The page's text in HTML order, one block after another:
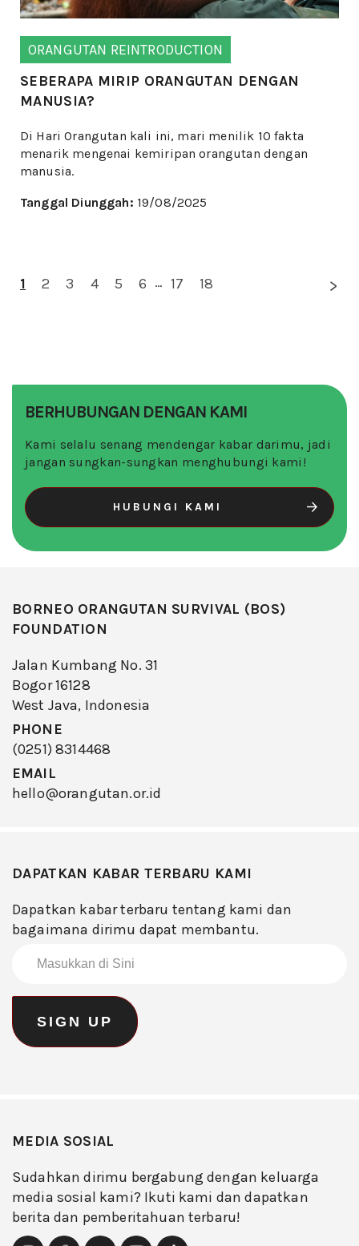
ORANGUTAN REINTRODUCTION
SEBERAPA MIRIP ORANGUTAN DENGAN
MANUSIA?
Di Hari Orangutan kali ini, mari menilik 10 fakta
menarik mengenai kemiripan orangutan dengan
manusia.
Tanggal Diunggah: 19/08/2025
1 2 3 4 5 6 ... 17 18
BERHUBUNGAN DENGAN KAMI
Kami selalu senang mendengar kabar darimu, jadi
jangan sungkan-sungkan menghubungi kami!
HUBUNGI KAMI
BORNEO ORANGUTAN SURVIVAL (BOS)
FOUNDATION
Jalan Kumbang No. 31
Bogor 16128
West Java, Indonesia
PHONE
(0251) 8314468
EMAIL
hello@orangutan.or.id
DAPATKAN KABAR TERBARU KAMI
Dapatkan kabar terbaru tentang kami dan
bagaimana dirimu dapat membantu.
MEDIA SOSIAL
Sudahkan dirimu bergabung dengan keluarga
media sosial kami? Ikuti kami dan dapatkan
berita dan pemberitahuan terbaru!